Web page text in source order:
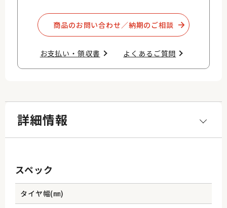
商品のお問い合わせ／納期のご相談​
お支払い・領収書​ よくあるご質問​
詳細情報
スペック
タイヤ幅(㎜)